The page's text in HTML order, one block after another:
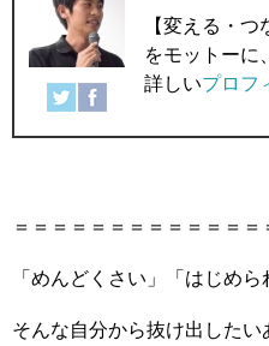
【変える・つ
をモットーに
詳しいプロフ
＝＝＝＝＝＝＝＝＝＝＝＝＝
「めんどくさい」「はじめ
そんな自分から抜け出したい